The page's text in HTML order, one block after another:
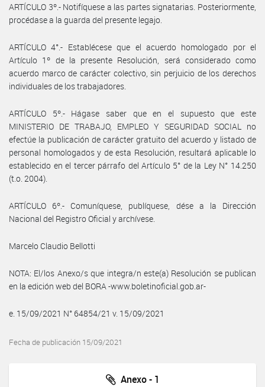
ARTÍCULO 3º.- Notifíquese a las partes signatarias. Posteriormente,
procédase a la guarda del presente legajo.
ARTÍCULO 4°.- Establécese que el acuerdo homologado por el
Artículo 1º de la presente Resolución, será considerado como
acuerdo marco de carácter colectivo, sin perjuicio de los derechos
individuales de los trabajadores.
ARTÍCULO 5º.- Hágase saber que en el supuesto que este
MINISTERIO DE TRABAJO, EMPLEO Y SEGURIDAD SOCIAL no
efectúe la publicación de carácter gratuito del acuerdo y listado de
personal homologados y de esta Resolución, resultará aplicable lo
establecido en el tercer párrafo del Artículo 5° de la Ley N° 14.250
(t.o. 2004).
ARTÍCULO 6º.- Comuníquese, publíquese, dése a la Dirección
Nacional del Registro Oficial y archívese.
Marcelo Claudio Bellotti
NOTA: El/los Anexo/s que integra/n este(a) Resolución se publican
en la edición web del BORA -www.boletinoficial.gob.ar-
e. 15/09/2021 N° 64854/21 v. 15/09/2021
Fecha de publicación 15/09/2021
Anexo - 1